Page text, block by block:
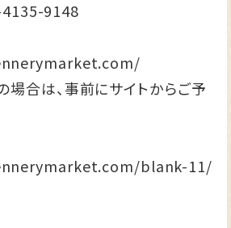
9148
場合は、事前にサイトからご予
blank-11/